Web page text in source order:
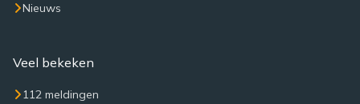
Nieuws
Veel bekeken
112 meldingen